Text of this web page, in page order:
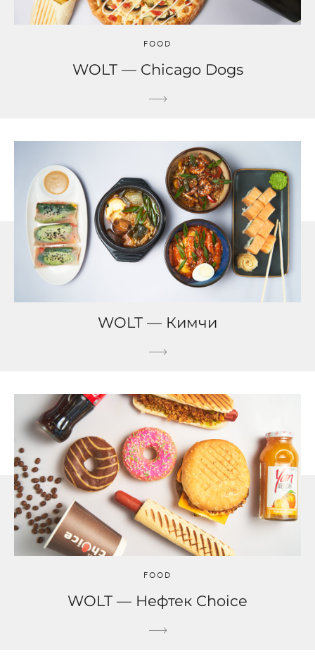
FOOD
WOLT — Chicago Dogs
WOLT — Кимчи
FOOD
WOLT — Нефтек Choice